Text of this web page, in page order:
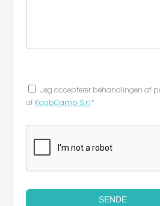
Jeg accepterer behandlingen af
af KoobCamp S.r.l*
SENDE